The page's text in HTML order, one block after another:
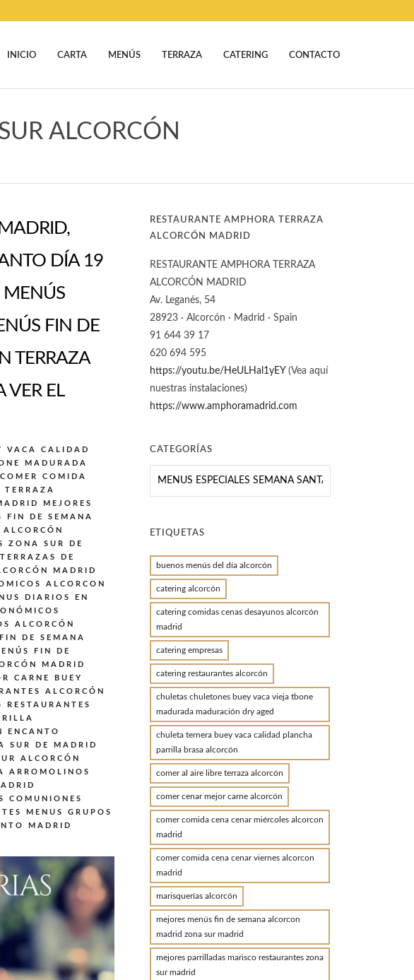
INICIO CARTA MENÚS TERRAZA CATERING CONTACTO
ALCORCÓN
DÍA 19
MENÚS
FIN DE
TERRAZA
VER EL
VACA CALIDAD
MADURADA
COMER COMIDA
TERRAZA
MEJORES
FIN DE SEMANA
ZONA SUR DE
DE
MADRID
ALCORCON
DIARIOS EN
ALCORCÓN
DE SEMANA
FIN DE
MADRID
CARNE BUEY
ALCORCÓN
RESTAURANTES
ENCANTO
SUR DE MADRID
ALCORCÓN
ARROMOLINOS
COMUNIONES
MENUS GRUPOS
MADRID
RESTAURANTE AMPHORA TERRAZA
ALCORCÓN MADRID
RESTAURANTE AMPHORA TERRAZA
ALCORCÓN MADRID
Av. Leganés, 54
28923 · Alcorcón · Madrid · Spain
91 644 39 17
620 694 595
https://youtu.be/HeULHal1yEY(Vea aquí
nuestras instalaciones)
https://www.amphoramadrid.com
CATEGORÍAS
CATEGORÍAS
ETIQUETAS
buenos menús del día alcorcón
catering alcorcón
catering comidas cenas desayunos alcorcón
madrid
catering empresas
catering restaurantes alcorcón
chuletas chuletones buey vaca vieja tbone
madurada maduración dry aged
chuleta ternera buey vaca calidad plancha
parrilla brasa alcorcón
comer al aire libre terraza alcorcón
comer cenar mejor carne alcorcón
comer comida cena cenar miércoles alcorcon
madrid
comer comida cena cenar viernes alcorcon
madrid
marisquerías alcorcón
mejores menús fin de semana alcorcon
madrid zona sur madrid
mejores parrilladas marisco restaurantes zona
sur madrid